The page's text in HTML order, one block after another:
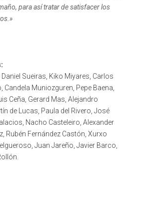
para así tratar de satisfacer los
Sueiras, Kiko Miyares, Carlos
Candela Muniozguren, Pepe Baena,
Ceña, Gerard Mas, Alejandro
de Lucas, Paula del Rivero, José
Nacho Casteleiro, Alexander
Rubén Fernández Castón, Xurxo
Juan Jareño, Javier Barco,